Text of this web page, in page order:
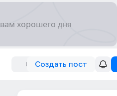
Создать пост